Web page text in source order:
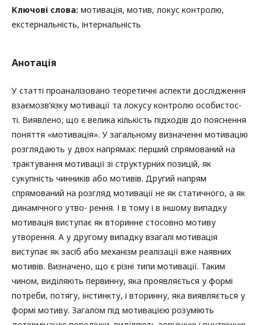
Ключові слова: мотивація, мотив, локус контролю,
екстернальність, інтернальність
Анотація
У статті проаналізовано теоретичні аспекти дослідження
взаємозв’язку мотивації та локусу контролю особистос-
ті. Виявлено, що є велика кількість підходів до пояснення
поняття «мотивація». У загальному визначенні мотивацію
розглядають у двох напрямах: перший спрямований на
трактування мотивації зі структурних позицій, як
сукупність чинників або мотивів. Другий напрям
спрямований на розгляд мотивації не як статичного, а як
динамічного утво- рення. І в тому і в іншому випадку
мотивація виступає як вторинне стосовно мотиву
утворення. А у другому випадку взагалі мотивація
виступає як засіб або механізм реалізації вже наявних
мотивів. Визначено, що є різні типи мотивації. Таким
чином, виділяють первинну, яка проявляється у формі
потреби, потягу, інстинкту, і вторинну, яка виявляється у
формі мотиву. Загалом під мотивацією розуміють